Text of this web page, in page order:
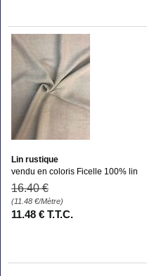
Lin rustique
vendu en coloris Ficelle 100% lin
16.40 €
(11.48 €/Mètre)
11.48 € T.T.C.